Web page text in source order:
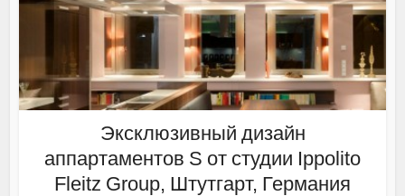
Эксклюзивный дизайн
аппартаментов S от студии Ippolito
Fleitz Group, Штутгарт, Германия